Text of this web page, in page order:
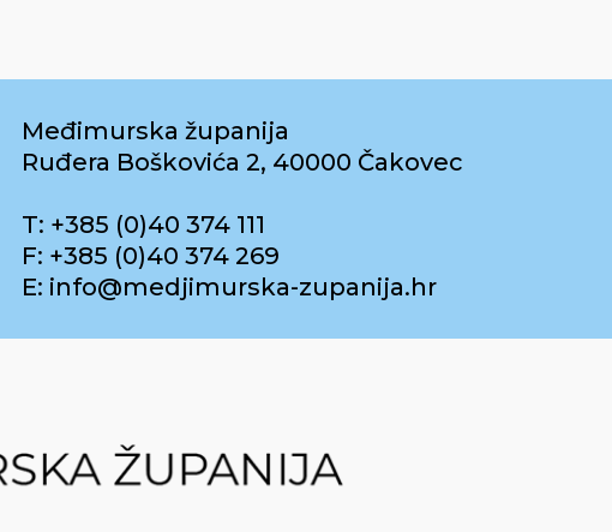
Međimurska županija
Ruđera Boškovića 2, 40000 Čakovec
T: +385 (0)40 374 111
F: +385 (0)40 374 269
E: info@medjimurska-zupanija.hr